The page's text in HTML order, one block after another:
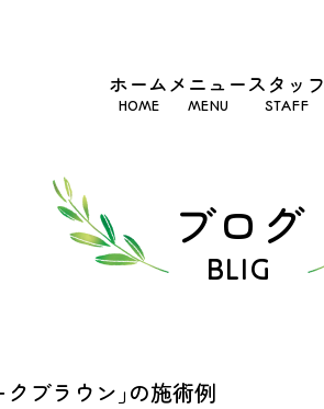
ホーム
HOME
メニュー
MENU
スタッフ
STAFF
ブログ
BLIG
ブラウン｣の施術例